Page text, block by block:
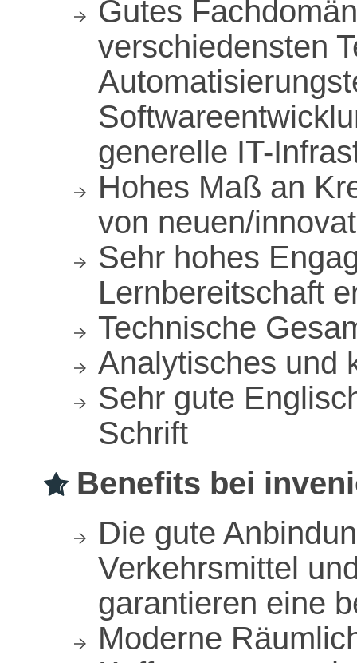
Gutes
verschiedensten
generelle IT-
Hohes Maß an
von neuen/
Sehr hohes
Lernbereitschaft
Technische
Analytisches und
Sehr gute
Schrift
Benefits bei
Die gute
Verkehrsmittel
garantieren eine
Moderne